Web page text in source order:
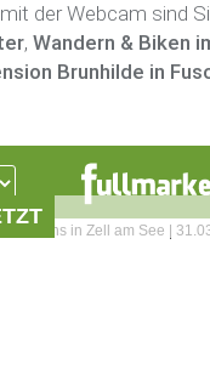
mit der Webcam sind
, Wandern & Biken
Brunhilde in